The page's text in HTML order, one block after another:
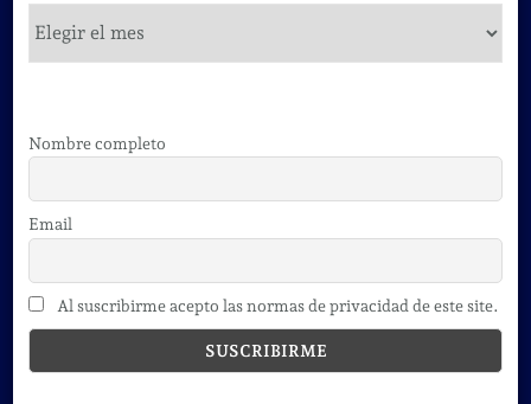
Nombre completo
Email
Al suscribirme acepto las normas de privacidad de este site.